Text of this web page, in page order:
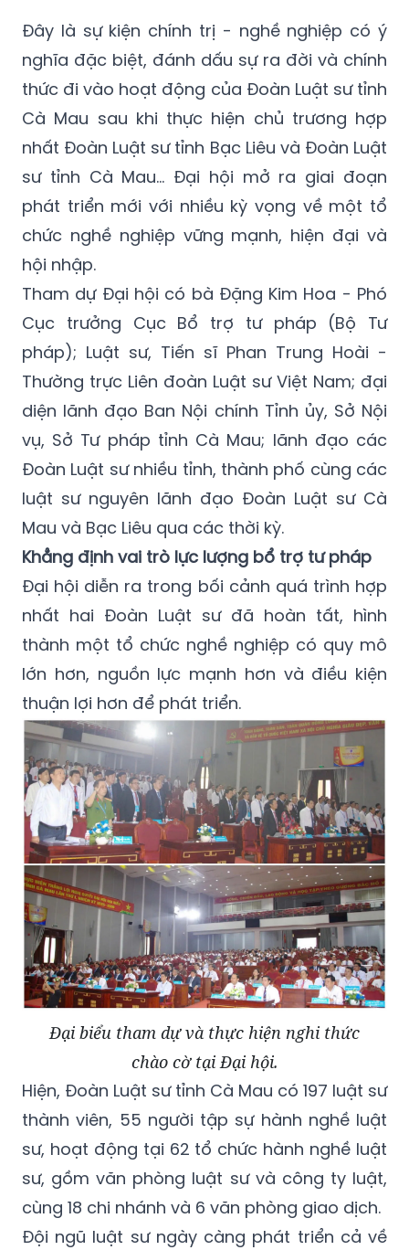
Đây là sự kiện chính trị - nghề nghiệp có ý
nghĩa đặc biệt, đánh dấu sự ra đời và chính
thức đi vào hoạt động của Đoàn Luật sư tỉnh
Cà Mau sau khi thực hiện chủ trương hợp
nhất Đoàn Luật sư tỉnh Bạc Liêu và Đoàn Luật
sư tỉnh Cà Mau... Đại hội mở ra giai đoạn
phát triển mới với nhiều kỳ vọng về một tổ
chức nghề nghiệp vững mạnh, hiện đại và
hội nhập.
Tham dự Đại hội có bà Đặng Kim Hoa - Phó
Cục trưởng Cục Bổ trợ tư pháp (Bộ Tư
pháp); Luật sư, Tiến sĩ Phan Trung Hoài -
Thường trực Liên đoàn Luật sư Việt Nam; đại
diện lãnh đạo Ban Nội chính Tỉnh ủy, Sở Nội
vụ, Sở Tư pháp tỉnh Cà Mau; lãnh đạo các
Đoàn Luật sư nhiều tỉnh, thành phố cùng các
luật sư nguyên lãnh đạo Đoàn Luật sư Cà
Mau và Bạc Liêu qua các thời kỳ.
Khẳng định vai trò lực lượng bổ trợ tư pháp
Đại hội diễn ra trong bối cảnh quá trình hợp
nhất hai Đoàn Luật sư đã hoàn tất, hình
thành một tổ chức nghề nghiệp có quy mô
lớn hơn, nguồn lực mạnh hơn và điều kiện
thuận lợi hơn để phát triển.
Đại biểu tham dự và thực hiện nghi thức
chào cờ tại Đại hội.
Hiện, Đoàn Luật sư tỉnh Cà Mau có 197 luật sư
thành viên, 55 người tập sự hành nghề luật
sư, hoạt động tại 62 tổ chức hành nghề luật
sư, gồm văn phòng luật sư và công ty luật,
cùng 18 chi nhánh và 6 văn phòng giao dịch.
Đội ngũ luật sư ngày càng phát triển cả về